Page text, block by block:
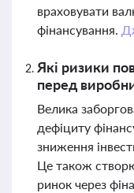
враховувати
фінансування.
Які ризики
перед
Велика
дефіциту
зниження
Це також
ринок через